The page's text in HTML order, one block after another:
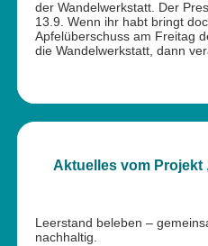
der Wandelwerkstatt. Der
13.9. Wenn ihr habt bringt
Apfelüberschuss am Freitag
die Wandelwerkstatt, dann
Aktuelles vom Projekt
Leerstand beleben –
nachhaltig.